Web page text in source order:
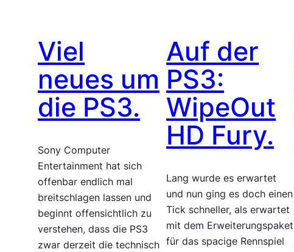
Viel
neues um
die PS3.
Sony Computer
Entertainment hat sich
offenbar endlich mal
breitschlagen lassen und
beginnt offensichtlich zu
verstehen, dass die PS3
zwar derzeit die technisch
Auf der
PS3:
WipeOut
HD Fury.
Lang wurde es erwartet
und nun ging es doch einen
Tick schneller, als erwartet
mit dem Erweiterungspaket
für das spacige Rennspiel